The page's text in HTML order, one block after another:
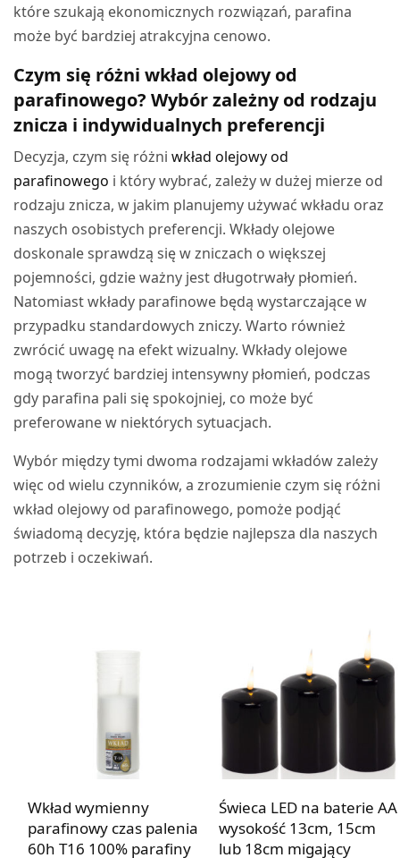
które szukają ekonomicznych rozwiązań, parafina
może być bardziej atrakcyjna cenowo.
Czym się różni wkład olejowy od
parafinowego? Wybór zależny od rodzaju
znicza i indywidualnych preferencji
Decyzja, czym się różniwkład olejowy od
parafinowego i który wybrać, zależy w dużej mierze od
rodzaju znicza, w jakim planujemy używać wkładu oraz
naszych osobistych preferencji. Wkłady olejowe
doskonale sprawdzą się w zniczach o większej
pojemności, gdzie ważny jest długotrwały płomień.
Natomiast wkłady parafinowe będą wystarczające w
przypadku standardowych zniczy. Warto również
zwrócić uwagę na efekt wizualny. Wkłady olejowe
mogą tworzyć bardziej intensywny płomień, podczas
gdy parafina pali się spokojniej, co może być
preferowane w niektórych sytuacjach.
Wybór między tymi dwoma rodzajami wkładów zależy
więc od wielu czynników, a zrozumienie czym się różni
wkład olejowy od parafinowego, pomoże podjąć
świadomą decyzję, która będzie najlepsza dla naszych
potrzeb i oczekiwań.
Wkład wymienny
parafinowy czas palenia
60h T16 100% parafiny
Świeca LED na baterie AA
wysokość 13cm, 15cm
lub 18cm migający